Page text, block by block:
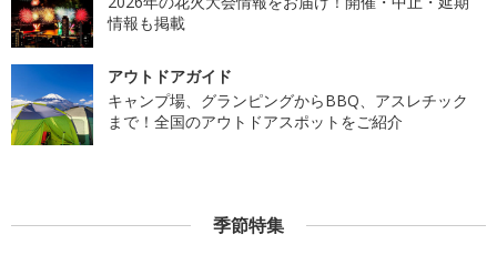
情報も掲載
アウトドアガイド
キャンプ場、グランピングからBBQ、アスレチック
まで！全国のアウトドアスポットをご紹介
季節特集